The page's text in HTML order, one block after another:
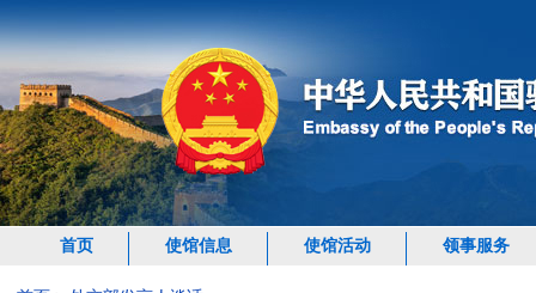
首页 使馆信息 使馆活动 领事服务